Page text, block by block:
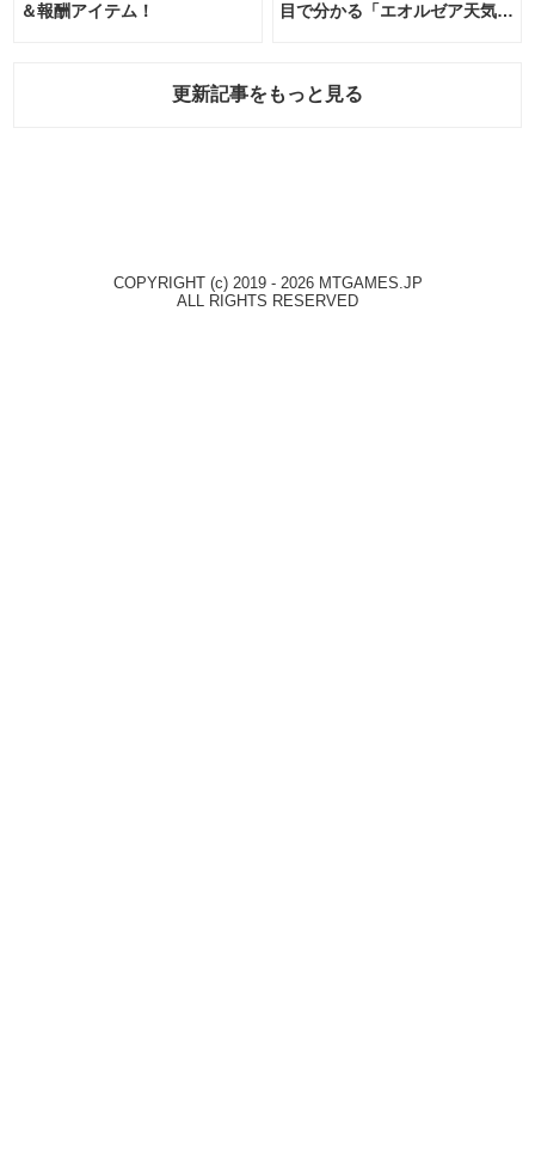
＆報酬アイテム！
目で分かる「エオルゼア天気予
更新記事をもっと見る
COPYRIGHT (c) 2019 - 2026 MTGAMES.JP
ALL RIGHTS RESERVED